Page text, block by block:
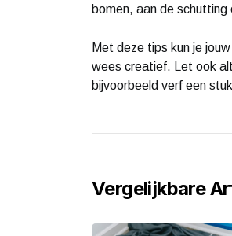
bomen, aan de
Met deze tips kun je
wees creatief. Let ook
bijvoorbeeld verf een
Vergelijkbare